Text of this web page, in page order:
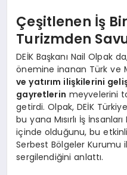
Çeşitlenen İş
Turizmden
DEİK Başkanı Nail Olpak
önemine inanan Türk ve
ve yatırım ilişkilerini
gayretlerin meyvelerini
getirdi. Olpak, DEİK
bu yana Mısırlı İş
içinde olduğunu, bu
Serbest Bölgeler Kurumu
sergilendiğini anlattı.